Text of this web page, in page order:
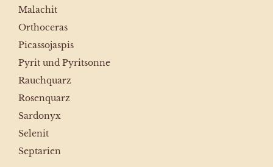
Malachit
Orthoceras
Picassojaspis
Pyrit und Pyritsonne
Rauchquarz
Rosenquarz
Sardonyx
Selenit
Septarien